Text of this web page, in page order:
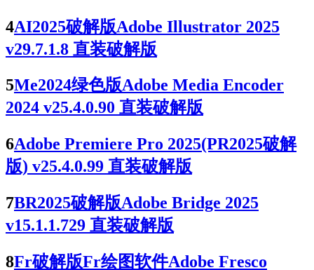
4AI2025破解版Adobe Illustrator 2025
v29.7.1.8 直装破解版
5Me2024绿色版Adobe Media Encoder
2024 v25.4.0.90 直装破解版
6Adobe Premiere Pro 2025(PR2025破解
版) v25.4.0.99 直装破解版
7BR2025破解版Adobe Bridge 2025
v15.1.1.729 直装破解版
8Fr破解版Fr绘图软件Adobe Fresco